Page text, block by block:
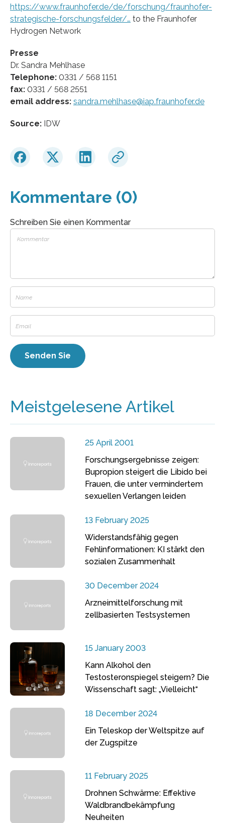
https://www.fraunhofer.de/de/forschung/fraunhofer-
strategische-forschungsfelder/… to the Fraunhofer
Hydrogen Network
Presse
Dr. Sandra Mehlhase
Telephone: 0331 / 568 1151
fax: 0331 / 568 2551
email address: sandra.mehlhase@iap.fraunhofer.de
Source: IDW
Kommentare (0)
Schreiben Sie einen Kommentar
Meistgelesene Artikel
25 April 2001
Forschungsergebnisse zeigen:
Bupropion steigert die Libido bei
Frauen, die unter vermindertem
sexuellen Verlangen leiden
13 February 2025
Widerstandsfähig gegen
Fehlinformationen: KI stärkt den
sozialen Zusammenhalt
30 December 2024
Arzneimittelforschung mit
zellbasierten Testsystemen
15 January 2003
Kann Alkohol den
Testosteronspiegel steigern? Die
Wissenschaft sagt: „Vielleicht“
18 December 2024
Ein Teleskop der Weltspitze auf
der Zugspitze
11 February 2025
Drohnen Schwärme: Effektive
Waldbrandbekämpfung
Neuheiten